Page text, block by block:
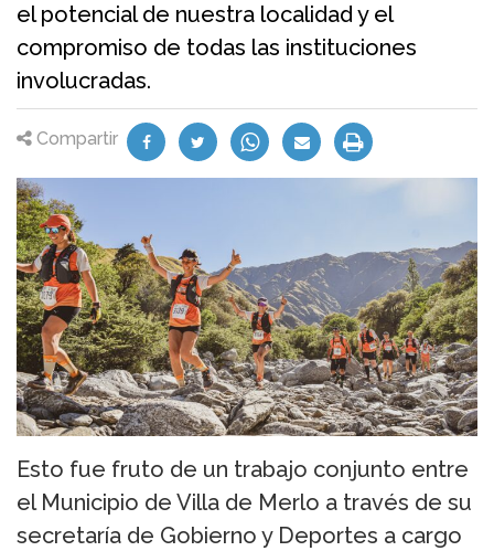
el potencial de nuestra localidad y el
compromiso de todas las instituciones
involucradas.
Compartir
Esto fue fruto de un trabajo conjunto entre
el Municipio de Villa de Merlo a través de su
secretaría de Gobierno y Deportes a cargo